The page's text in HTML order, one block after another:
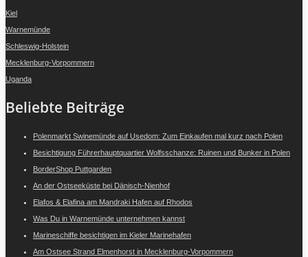
Kiel
Warnemünde
Schleswig-Holstein
Mecklenburg-Vorpommern
Uganda
Beliebte Beiträge
Polenmarkt Swinemünde auf Usedom: Zum Einkaufen mal kurz nach Polen
Besichtigung Führerhauptquartier Wolfsschanze: Ruinen und Bunker in Polen
BorderShop Puttgarden
An der Ostseeküste bei Dänisch-Nienhof
Elafos & Elafina am Mandraki Hafen auf Rhodos
Was Du in Warnemünde unternehmen kannst
Marineschiffe besichtigen im Kieler Marinehafen
Am Ostsee Strand Elmenhorst in Mecklenburg-Vorpommern